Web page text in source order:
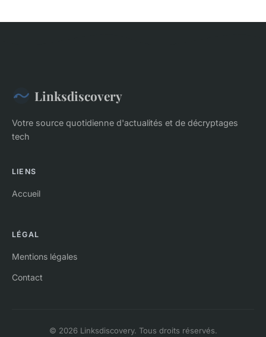
Linksdiscovery
Votre source quotidienne d'actualités et de décryptages
tech
LIENS
Accueil
LÉGAL
Mentions légales
Contact
© 2026 Linksdiscovery. Tous droits réservés.